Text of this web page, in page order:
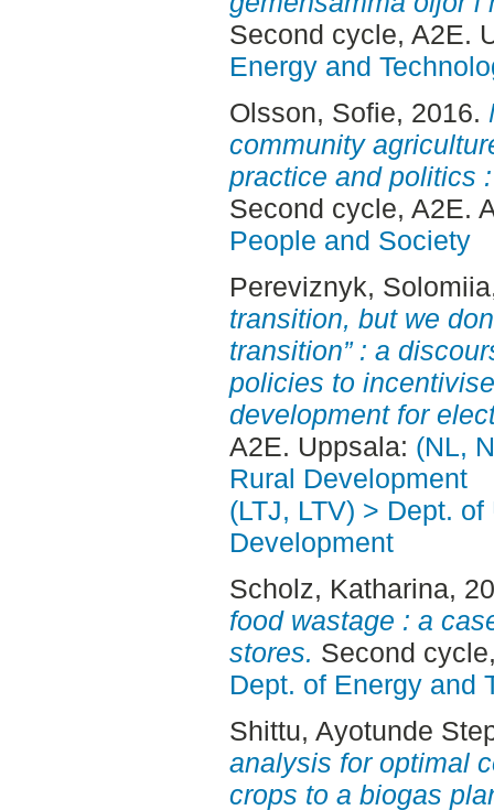
Second cycle, A2E.
Energy and
Olsson, Sofie, 2016.
community
practice and politics
Second cycle, A2E.
People and Society
Pereviznyk, Solomiia
transition, but we
transition” : a
policies to
development for
A2E. Uppsala: (NL,
Rural Development
(LTJ, LTV) > Dept.
Development
Scholz, Katharina,
food wastage : a
stores. Second
Dept. of Energy and
Shittu, Ayotunde
analysis for optimal
crops to a biogas